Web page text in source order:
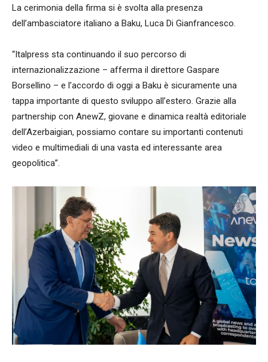
La cerimonia della firma si è svolta alla presenza
dell’ambasciatore italiano a Baku, Luca Di Gianfrancesco.
“Italpress sta continuando il suo percorso di
internazionalizzazione – afferma il direttore Gaspare
Borsellino – e l’accordo di oggi a Baku è sicuramente una
tappa importante di questo sviluppo all’estero. Grazie alla
partnership con AnewZ, giovane e dinamica realtà editoriale
dell’Azerbaigian, possiamo contare su importanti contenuti
video e multimediali di una vasta ed interessante area
geopolitica”.